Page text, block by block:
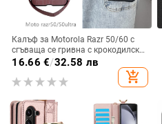
Калъф за Motorola Razr 50/60 с
сгъваща се гривна с крокодилски
релеф
16.66 €/32.58 лв
add_shopping_cart